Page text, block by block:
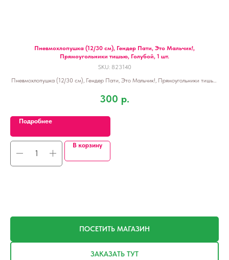
Пневмохлопушка (12/30 см), Гендер Пати, Это Мальчик!,
Прямоугольники тишью, Голубой, 1 шт.
SKU: 823140
Пневмохлопушка (12/30 см), Гендер Пати, Это Мальчик!, Прямоугольники тишью,
300 р.
Подробнее
В корзину
ПОСЕТИТЬ МАГАЗИН
ЗАКАЗАТЬ ТУТ